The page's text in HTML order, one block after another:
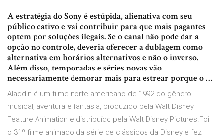
A estratégia do Sony é estúpida, alienativa com seu
público cativo e vai contribuir para que mais pagantes
optem por soluções ilegais. Se o canal não pode dar a
opção no controle, deveria oferecer a dublagem como
alternativa em horários alternativos e não o inverso.
Além disso, temporadas e séries novas vão
necessariamente demorar mais para estrear porque o …
Aladdin é um filme norte-americano de 1992 do gênero
musical, aventura e fantasia, produzido pela Walt Disney
Feature Animation e distribuído pela Walt Disney Pictures.Foi
o 31º filme animado da série de clássicos da Disney e fez